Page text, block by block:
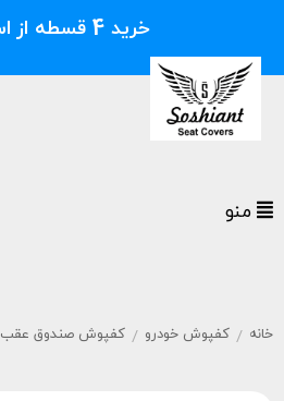
خرید 4 قسطه از اسنپ پی
خانه / کفپوش خودرو / کفپوش صندوق عقب